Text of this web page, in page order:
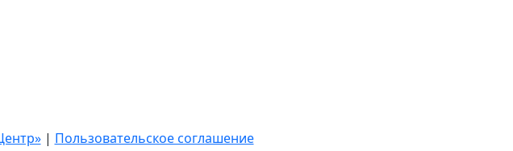
| Пользовательское соглашение